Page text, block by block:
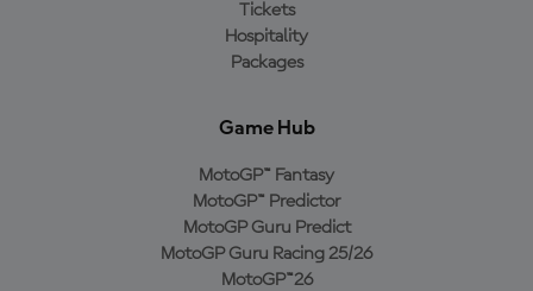
Tickets
Hospitality
Packages
Game Hub
MotoGP™ Fantasy
MotoGP™ Predictor
MotoGP Guru Predict
MotoGP Guru Racing 25/26
MotoGP™26